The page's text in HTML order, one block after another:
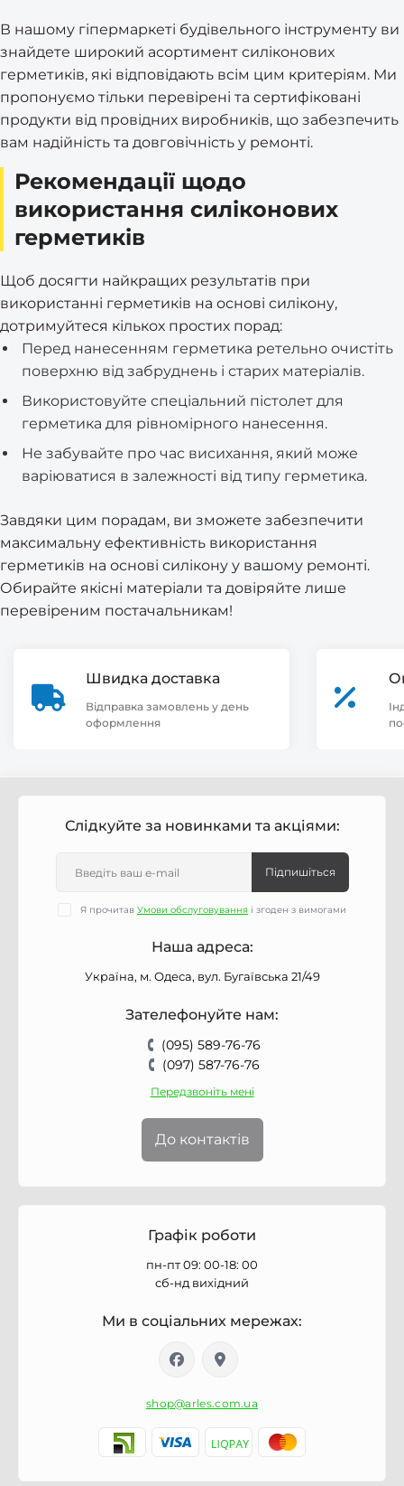
В нашому гіпермаркеті будівельного інструменту ви
знайдете широкий асортимент силіконових
герметиків, які відповідають всім цим критеріям. Ми
пропонуємо тільки перевірені та сертифіковані
продукти від провідних виробників, що забезпечить
вам надійність та довговічність у ремонті.
Рекомендації щодо
використання силіконових
герметиків
Щоб досягти найкращих результатів при
використанні герметиків на основі силікону,
дотримуйтеся кількох простих порад:
Перед нанесенням герметика ретельно очистіть
поверхню від забруднень і старих матеріалів.
Використовуйте спеціальний пістолет для
герметика для рівномірного нанесення.
Не забувайте про час висихання, який може
варіюватися в залежності від типу герметика.
Завдяки цим порадам, ви зможете забезпечити
максимальну ефективність використання
герметиків на основі силікону у вашому ремонті.
Обирайте якісні матеріали та довіряйте лише
перевіреним постачальникам!
Швидка доставка
Відправка замовлень у день
оформлення
Слідкуйте за новинками та акціями:
Підпишіться
Я прочитав Умови обслуговування і згоден з вимогами
Наша адреса:
Україна, м. Одеса, вул. Бугаївська 21/49
Зателефонуйте нам:
(095) 589-76-76
(097) 587-76-76
Передзвоніть мені
До контактів
Графік роботи
пн-пт 09: 00-18: 00
сб-нд вихідний
Ми в соціальних мережах:
shop@arles.com.ua